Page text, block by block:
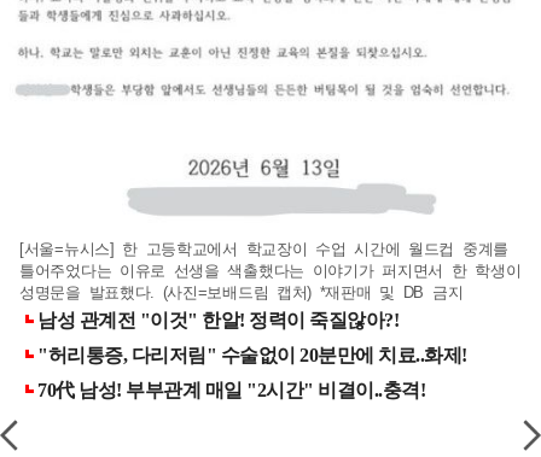
[서울=뉴시스] 한 고등학교에서 학교장이 수업 시간에 월드컵 중계를
틀어주었다는 이유로 선생을 색출했다는 이야기가 퍼지면서 한 학생이
성명문을 발표했다. (사진=보배드림 캡처) *재판매 및 DB 금지